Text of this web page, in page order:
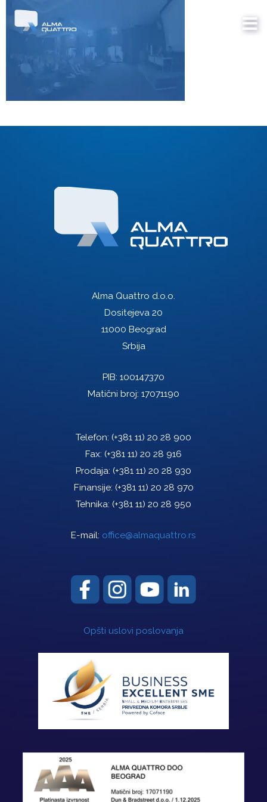
Alma Quattro d.o.o.
Dositejeva 20
11000 Beograd
Srbija
PIB: 100147370
Matični broj: 17071190
Telefon: (+381 11) 20 28 900
Fax: (+381 11) 20 28 916
Prodaja: (+381 11) 20 28 930
Finansije: (+381 11) 20 28 970
Tehnika: (+381 11) 20 28 950
E-mail: office@almaquattro.rs
Opšti uslovi poslovanja